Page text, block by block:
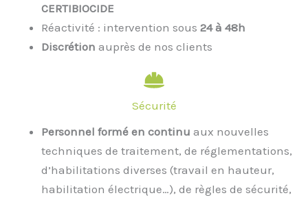
CERTIBIOCIDE
Réactivité : intervention sous 24 à 48h
Discrétion auprès de nos clients
Sécurité
Personnel formé en continu aux nouvelles
techniques de traitement, de réglementations,
d’habilitations diverses (travail en hauteur,
habilitation électrique…), de règles de sécurité,